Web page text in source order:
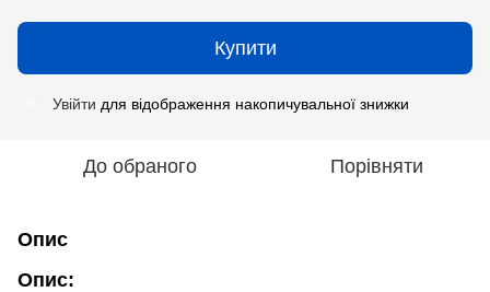
Купити
Увійти для відображення накопичувальної знижки
До обраного Порівняти
Опис
Опис: